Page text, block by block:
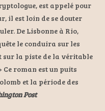
est appelé pour
il est loin de se douter
De Lisbonne à Rio,
le conduira sur les
sur la piste de la véritable
roman est un puits
et la période des
Post